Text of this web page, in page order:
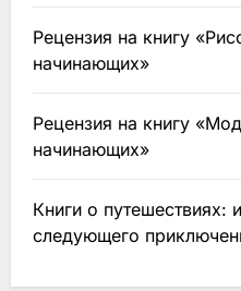
Рецензия на книгу
начинающих»
Рецензия на книгу
начинающих»
Книги о путешествиях:
следующего